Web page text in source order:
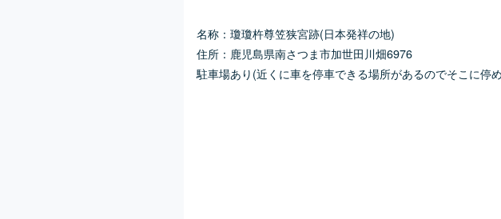
名称：瓊瓊杵尊笠狭宮跡(日本発祥の地)
住所：鹿児島県南さつま市加世田川畑6976
駐車場あり(近くに車を停車できる場所があるのでそこに停